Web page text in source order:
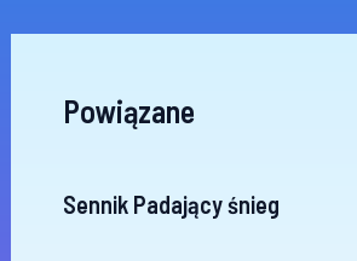
Powiązane
Sennik Padający śnieg